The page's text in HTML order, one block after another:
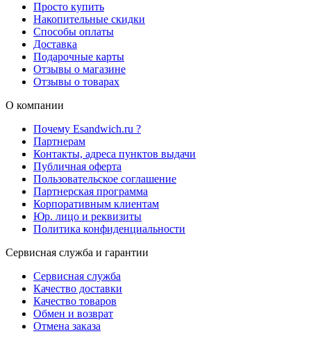
Просто купить
Накопительные скидки
Способы оплаты
Доставка
Подарочные карты
Отзывы о магазине
Отзывы о товарах
О компании
Почему Esandwich.ru ?
Партнерам
Контакты, адреса пунктов выдачи
Публичная оферта
Пользовательское соглашение
Партнерская программа
Корпоративным клиентам
Юр. лицо и реквизиты
Политика конфиденциальности
Сервисная служба и гарантии
Сервисная служба
Качество доставки
Качество товаров
Обмен и возврат
Отмена заказа